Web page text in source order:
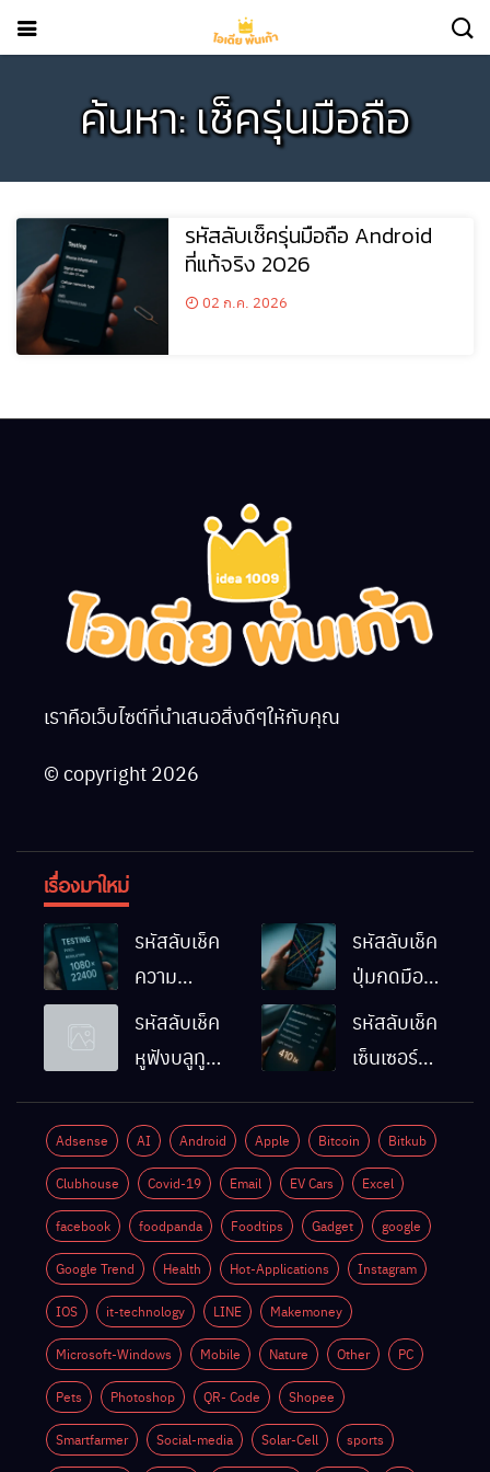
ค้นหา: เช็ครุ่นมือถือ
รหัสลับเช็ครุ่นมือถือ Android
ที่แท้จริง 2026
02 ก.ค. 2026
เราคือเว็บไซต์ที่นำเสนอสิ่งดีๆให้กับคุณ
© copyright 2026
เรื่องมาใหม่
รหัสลับเช็ค
ความ
ละเอียดหน้า
จอมือถือ
รหัสลับเช็ค
ปุ่มกดมือถือ
Android
ทำงานปกติ
รหัสลับเช็ค
หูฟังบลูทูธ
Android
ด้วยตัวเอง
รหัสลับเช็ค
เซ็นเซอร์
Android
ทำงานปกติ
ไหม
Adsense AI Android Apple Bitcoin Bitkub
Clubhouse Covid-19 Email EV Cars Excel
facebook foodpanda Foodtips Gadget google
Google Trend Health Hot-Applications Instagram
IOS it-technology LINE Makemoney
Microsoft-Windows Mobile Nature Other PC
Pets Photoshop QR- Code Shopee
Smartfarmer Social-media Solar-Cell sports